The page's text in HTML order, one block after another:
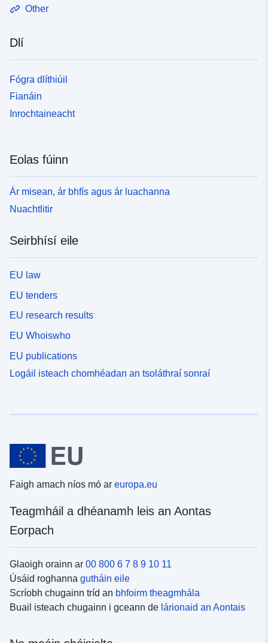
Other
Dlí
Fógra dlíthiúil
Fianáin
Inrochtaineacht
Eolas fúinn
Ár misean, ár bhfís agus ár luachanna
Nuachtlitir
Seirbhísí eile
EU law
EU tenders
EU research results
EU Whoiswho
EU publications
Logáil isteach chomhéadan an tsoláthraí sonraí
Faigh amach níos mó ar europa.eu
Teagmháil a dhéanamh leis an Aontas
Eorpach
Glaoigh orainn ar 00 800 6 7 8 9 10 11
Úsáid roghanna gutháin eile
Scríobh chugainn tríd an bhfoirm theagmhála
Buail isteach chugainn i gceann de lárionaid an Aontais